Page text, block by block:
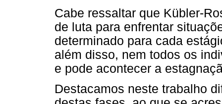
Cabe ressaltar que Kübler-
de luta para enfrentar
determinado para cada
além disso, nem todos os
e pode acontecer a
Destacamos neste trabalho